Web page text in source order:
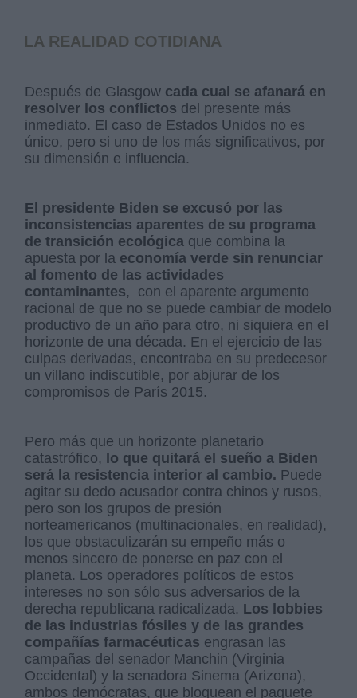
LA REALIDAD COTIDIANA
Después de Glasgow cada cual se afanará en
resolver los conflictos del presente más
inmediato. El caso de Estados Unidos no es
único, pero si uno de los más significativos, por
su dimensión e influencia.
El presidente Biden se excusó por las
inconsistencias aparentes de su programa
de transición ecológica que combina la
apuesta por la economía verde sin renunciar
al fomento de las actividades
contaminantes, con el aparente argumento
racional de que no se puede cambiar de modelo
productivo de un año para otro, ni siquiera en el
horizonte de una década. En el ejercicio de las
culpas derivadas, encontraba en su predecesor
un villano indiscutible, por abjurar de los
compromisos de París 2015.
Pero más que un horizonte planetario
catastrófico, lo que quitará el sueño a Biden
será la resistencia interior al cambio. Puede
agitar su dedo acusador contra chinos y rusos,
pero son los grupos de presión
norteamericanos (multinacionales, en realidad),
los que obstaculizarán su empeño más o
menos sincero de ponerse en paz con el
planeta. Los operadores políticos de estos
intereses no son sólo sus adversarios de la
derecha republicana radicalizada. Los lobbies
de las industrias fósiles y de las grandes
compañías farmacéuticas engrasan las
campañas del senador Manchin (Virginia
Occidental) y la senadora Sinema (Arizona),
ambos demócratas, que bloquean el paquete